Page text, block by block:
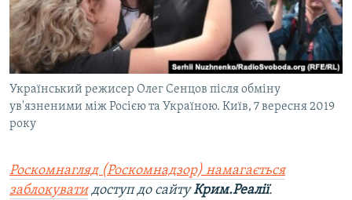
Український режисер Олег Сенцов після обміну
ув'язненими між Росією та Україною. Київ, 7 вересня 2019
року
Роскомнагляд (Роскомнадзор) намагається
заблокуватидоступ до сайтуКрим.Реалії.